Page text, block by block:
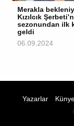
Merakla
Kızılcık
sezonundan ilk
geldi
06.09.2024
Yazarlar